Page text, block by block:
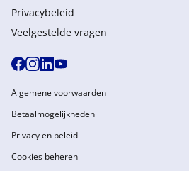
Privacybeleid
Veelgestelde vragen
Algemene voorwaarden
Betaalmogelijkheden
Privacy en beleid
Cookies beheren